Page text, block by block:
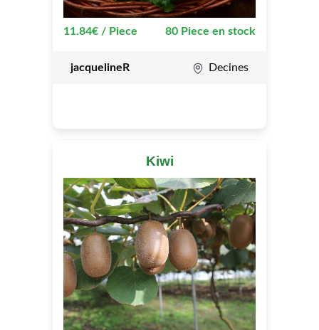
11.84€ / Piece 80 Piece en stock
jacquelineR Decines
Kiwi